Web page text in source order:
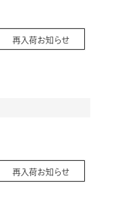
再入荷お知らせ
再入荷お知らせ